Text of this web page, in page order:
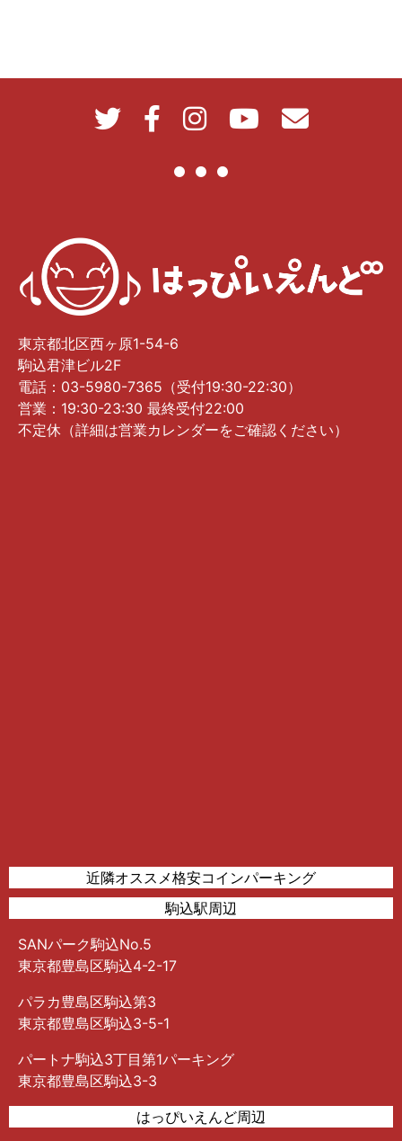
東京都北区西ヶ原1-54-6
駒込君津ビル2F
電話：03-5980-7365（受付19:30-22:30）
営業：19:30-23:30 最終受付22:00
不定休（詳細は営業カレンダーをご確認ください）
近隣オススメ格安コインパーキング
駒込駅周辺
SANパーク駒込No.5
東京都豊島区駒込4-2-17
パラカ豊島区駒込第3
東京都豊島区駒込3-5-1
パートナ駒込3丁目第1パーキング
東京都豊島区駒込3-3
はっぴいえんど周辺